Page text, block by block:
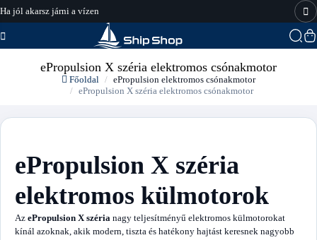
hajo-felszereles.hu
ePropulsion X széria elektromos csónakmotor
Főoldal
ePropulsion elektromos csónakmotor
ePropulsion X széria elektromos csónakmotor
ePropulsion X széria
elektromos külmotorok
Az ePropulsion X széria nagy teljesítményű elektromos külmotorokat
kínál azoknak, akik modern, tiszta és hatékony hajtást keresnek nagyobb